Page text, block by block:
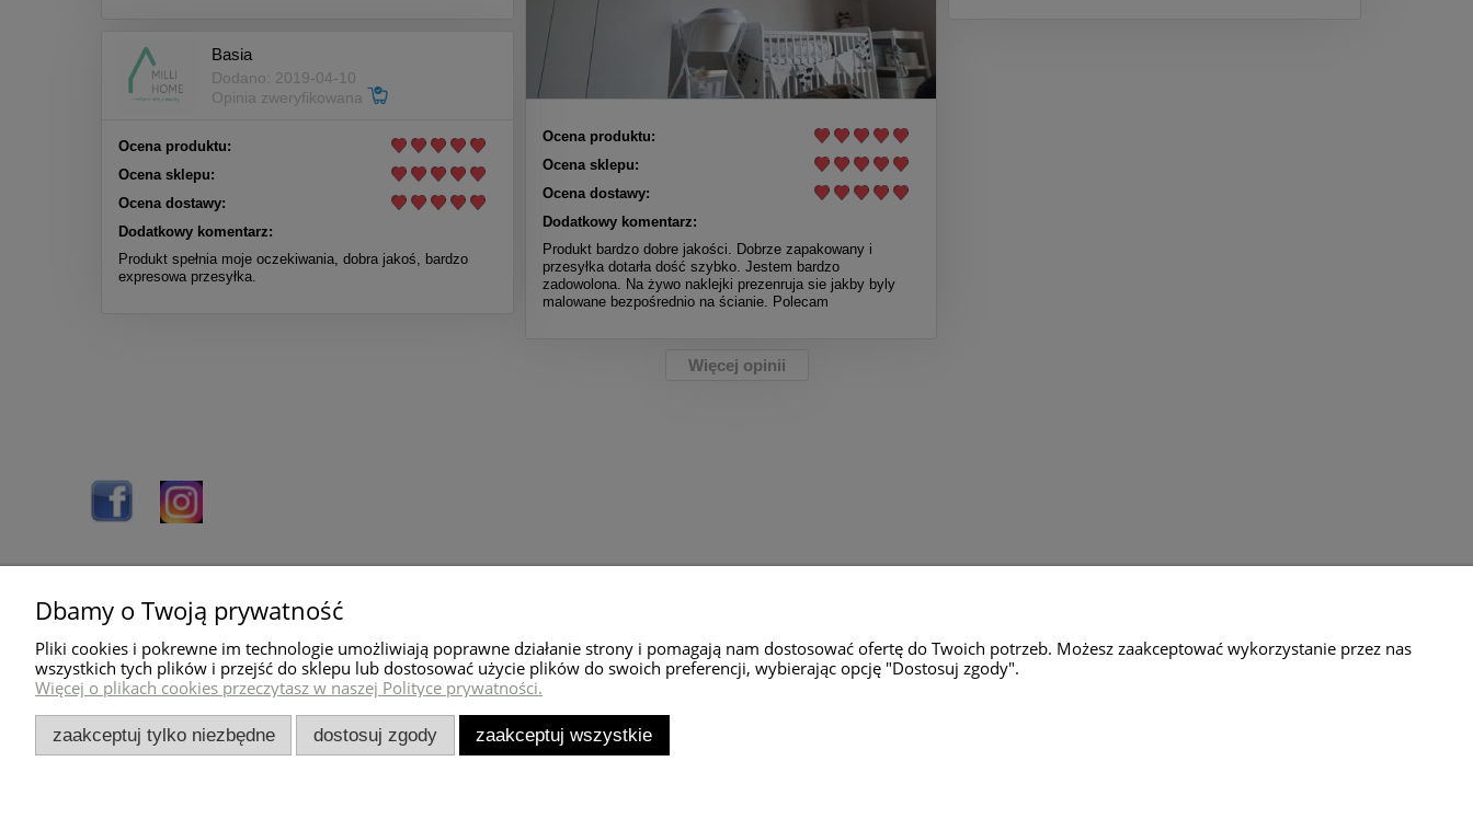
Ocena produktu:
Ocena sklepu:
Ocena dostawy:
Dodatkowy komentarz:
Produkt bardzo dobre jakości. Dobrze zapakowany i
przesyłka dotarła dość szybko. Jestem bardzo
zadowolona. Na żywo naklejki prezenruja sie jakby byly
malowane bezpośrednio na ścianie. Polecam
Basia
Dodano: 2019-04-10
Opinia zweryfikowana
Ocena produktu:
Ocena sklepu:
Ocena dostawy:
Dodatkowy komentarz:
Produkt spełnia moje oczekiwania, dobra jakoś, bardzo
expresowa przesyłka.
Więcej opinii
Pomoc
O nas
Blog
Kontakt
Regulamin sklepu
Wysyłka towaru
Koszty dostawy
Sposoby płatności
Twoje zamówienia
Przechowalnia
Zwroty towaru
ul.Motylkowa 65g
Dbamy o Twoją prywatność
Pliki cookies i pokrewne im technologie umożliwiają poprawne działanie strony i pomagają nam dostosować ofertę do Twoich potrzeb. Możesz zaakceptować wykorzystanie przez nas
wszystkich tych plików i przejść do sklepu lub dostosować użycie plików do swoich preferencji, wybierając opcję "Dostosuj zgody".
Więcej o plikach cookies przeczytasz w naszej Polityce prywatności.
zaakceptuj tylko niezbędne dostosuj zgody zaakceptuj wszystkie